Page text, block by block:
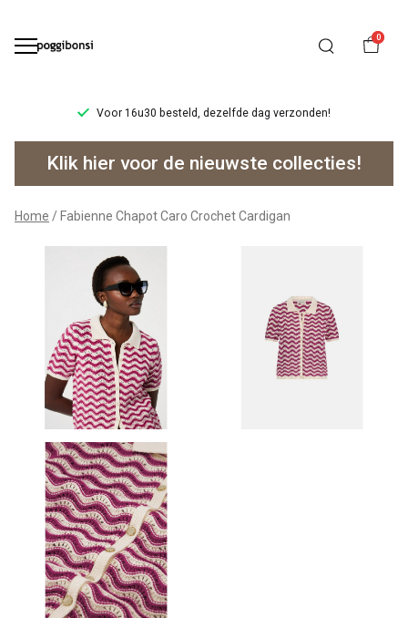
0
dag verzonden! Ruilen/retourneren
Fabienne
Chapot
Caro
Crochet
Cardigan
Poggibonsi
Klik hier voor de nieuwste collecties!
Home Fabienne Chapot Caro Crochet Cardigan